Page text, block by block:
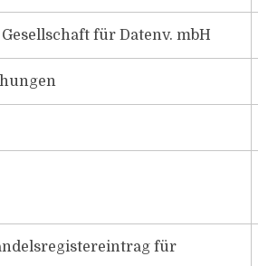
für Datenv. mbH
für